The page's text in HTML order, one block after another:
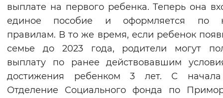
выплате на первого ребенка. Теперь она
единое пособие и оформляется по
правилам. В то же время, если ребенок
семье до 2023 года, родители могут
выплату по ранее действовавшим
достижения ребенком 3 лет. С
Отделение Социального фонда по